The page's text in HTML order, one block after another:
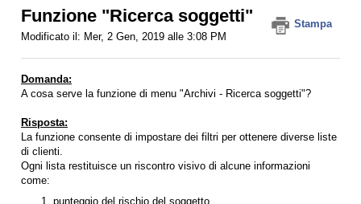
Funzione "Ricerca soggetti"
Stampa
Modificato il: Mer, 2 Gen, 2019 alle 3:08 PM
Domanda:
A cosa serve la funzione di menu "Archivi - Ricerca soggetti"?
Risposta:
La funzione consente di impostare dei filtri per ottenere diverse liste
di clienti.
Ogni lista restituisce un riscontro visivo di alcune informazioni
come:
punteggio del rischio del soggetto